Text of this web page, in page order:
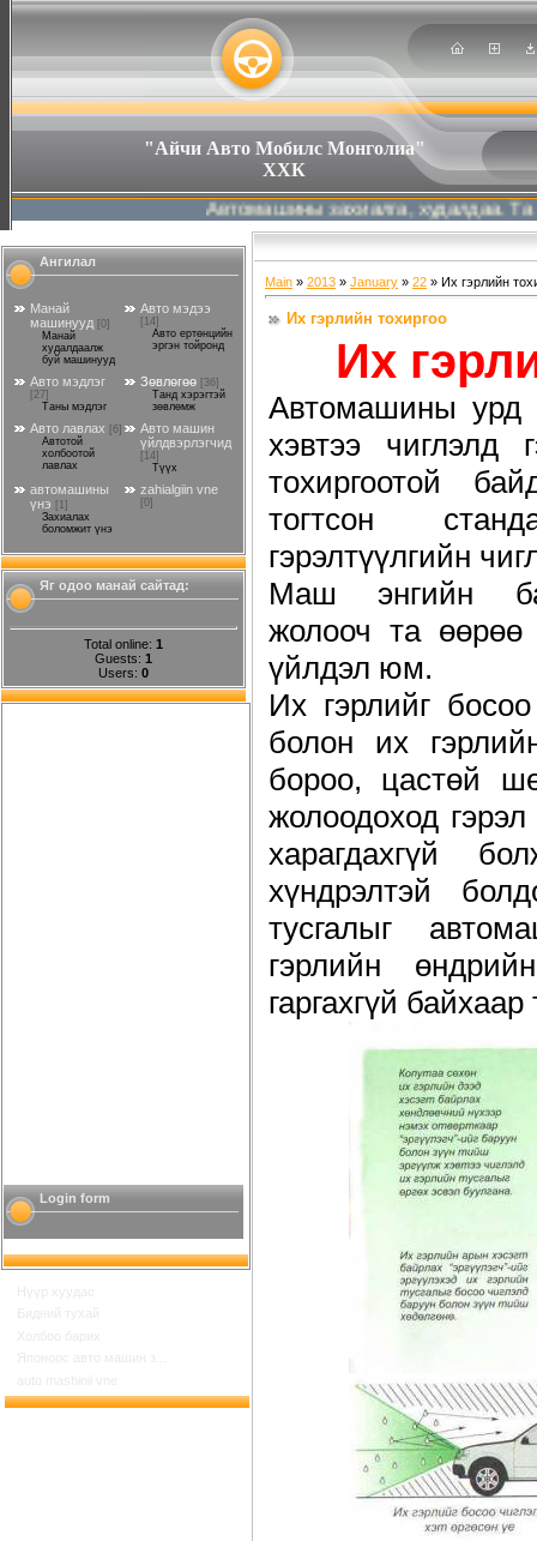
"Айчи Авто Мобилс Монголиа"
ХХК
Автомашины захиалга, худалдаа. Та
Ангилал
Манай
машинууд [0]
Манай
худалдаалж
буй машинууд
Авто мэдээ
[14]
Авто ертөнцийн
эргэн тойронд
Авто мэдлэг
[27]
Таны мэдлэг
Зөвлөгөө
[36]
Танд хэрэгтэй
зөвлөмж
Авто лавлах
[6]
Автотой
холбоотой
лавлах
Авто машин
үйлдвэрлэгчид
[14]
Түүх
автомашины
үнэ
[1]
Захиалах
боломжит үнэ
zahialgiin vne
[0]
Яг одоо манай сайтад:
Total online: 1
Guests: 1
Users: 0
Login form
Нүүр хуудас
Бидний тухай
Холбоо барих
Японоос авто машин з...
auto mashinii vne
Main » 2013 » January » 22 » Их гэрлийн
Их гэрлийн тохиргоо
Их
Автомашины урд
хэвтээ чиглэлд
тохиргоотой
тогтсон
гэрэлтүүлгийн
Маш энгийн
жолооч та өөрөө
үйлдэл юм.
Их гэрлийг
болон их
бороо, цастөй
жолоодоход
харагдахгүй
хүндрэлтэй
тусгалыг
гэрлийн
гаргахгүй